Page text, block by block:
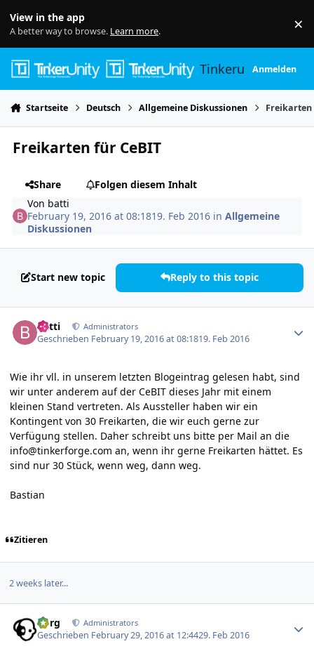
View in the app
A better way to browse. Learn more. ×
TinkerunityAnmelden
Startseite Deutsch Allgemeine Diskussionen Freikarten
Freikarten für CeBIT
Share
Folgen diesem Inhalt
Von batti
February 19, 2016 at 08:1819. Feb 2016 inAllgemeine
Diskussionen
Start new topic Reply to this topic
batti Administrators
Geschrieben February 19, 2016 at 08:1819. Feb 2016
Wie ihr vll. in unserem letzten Blogeintrag gelesen habt, sind
wir unter anderem auf der CeBIT dieses Jahr mit einem
kleinen Stand vertreten. Als Aussteller haben wir ein
Kontingent von 30 Freikarten, die wir euch gerne zur
Verfügung stellen. Daher schreibt uns bitte per Mail an die
info@tinkerforge.com an, wenn ihr gerne Freikarten hättet. Es
sind nur 30 Stück, wenn weg, dann weg.
Bastian
Zitieren
2 weeks later...
borg Administrators
Geschrieben February 29, 2016 at 12:4429. Feb 2016